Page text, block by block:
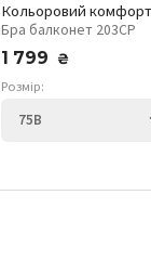
Кольоровий
Бра балконет 203CP
1 799
₴
Розмір: